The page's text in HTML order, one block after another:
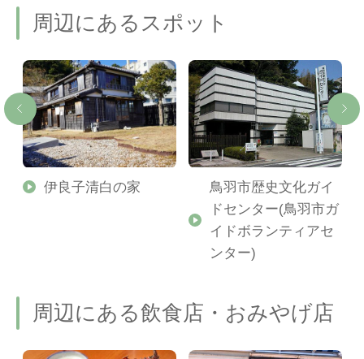
周辺にあるスポット
伊良子清白の家
鳥羽市歴史文化ガイ
ドセンター(鳥羽市ガ
イドボランティアセ
ンター)
周辺にある飲食店・おみやげ店